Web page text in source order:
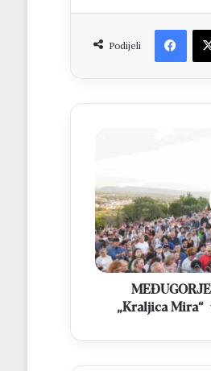
Podijeli
„Kraljica
Mira“
u
Dvorani
Ivana
Pavla
„Kraljica Mira“